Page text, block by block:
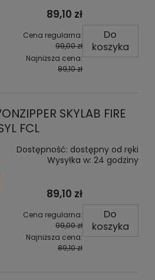
89,10 zł
Cena regularna:
99,00 zł
Najniższa cena:
89,10 zł
Do
koszyka
SKYLAB FIRE
FCL
Dostępność: dostępny od ręki
Wysyłka w: 24 godziny
89,10 zł
Cena regularna:
99,00 zł
Najniższa cena:
89,10 zł
Do
koszyka